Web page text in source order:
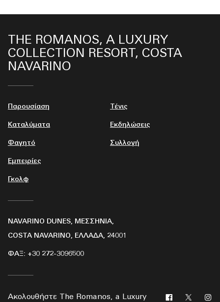
THE ROMANOS, A LUXURY
COLLECTION RESORT, COSTA
NAVARINO
Παρουσίαση
Καταλύματα
Φαγητό
Εμπειρίες
Γκολφ
Τένις
Εκδηλώσεις
Συλλογή
NAVARINO DUNES, ΜΕΣΣΗΝΊΑ,
COSTA NAVARINO, ΕΛΛΆΔΑ, 24001
ΦΑΞ: +30 272-3096500
Ακολουθήστε The Romanos, a Luxury
Facebook
Twitter